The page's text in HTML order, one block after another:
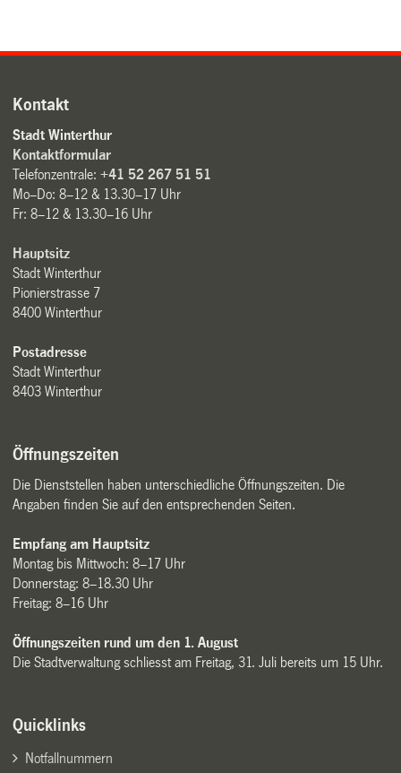
Kontakt
Stadt Winterthur
Kontaktformular
Telefonzentrale:+41 52 267 51 51
Mo–Do: 8–12 & 13.30–17 Uhr
Fr: 8–12 & 13.30–16 Uhr
Hauptsitz
Stadt Winterthur
Pionierstrasse 7
8400 Winterthur
Postadresse
Stadt Winterthur
8403 Winterthur
Öffnungszeiten
Die Dienststellen haben unterschiedliche Öffnungszeiten. Die
Angaben finden Sie auf den entsprechenden Seiten.
Empfang am Hauptsitz
Montag bis Mittwoch: 8–17 Uhr
Donnerstag: 8–18.30 Uhr
Freitag: 8–16 Uhr
Öffnungszeiten rund um den 1. August
Die Stadtverwaltung schliesst am Freitag, 31. Juli bereits um 15 Uhr.
Quicklinks
Notfallnummern